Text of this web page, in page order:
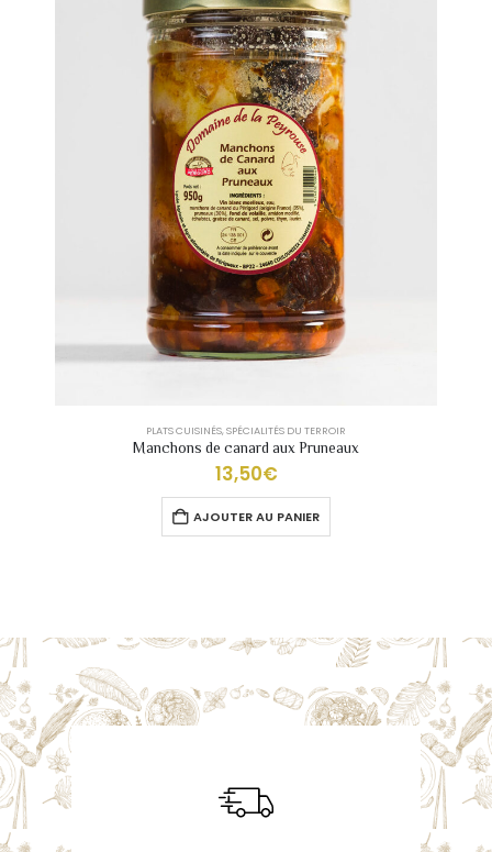
PLATS CUISINÉS,SPÉCIALITÉS DU TERROIR
Manchons de canard aux Pruneaux
13,50€
AJOUTER AU PANIER